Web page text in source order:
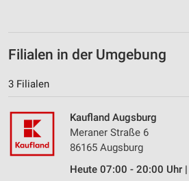
Filialen in der Umgebung
3 Filialen
Kaufland Augsburg
Meraner Straße 6
86165 Augsburg
Heute 07:00 - 20:00 Uhr |
Inhalten
Verwendung genauer Standortdaten
Geräte anhand von aktiv angeforderten
Informationen identifizieren